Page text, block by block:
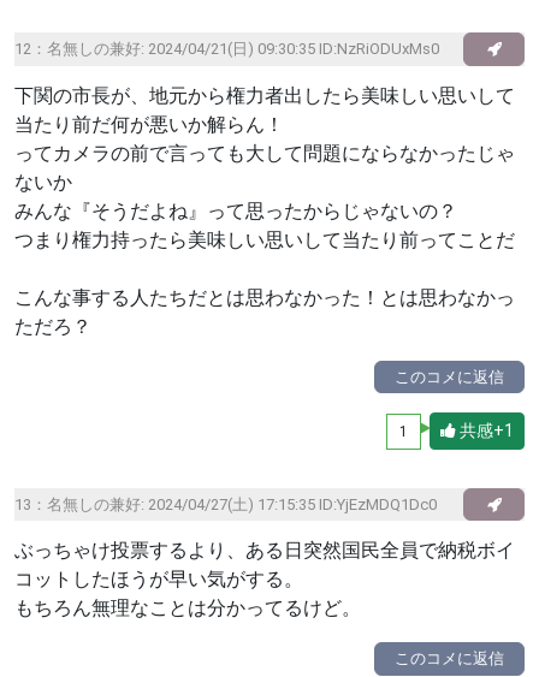
12： 名無しの兼好: 2024/04/21(日) 09:30:35 ID:NzRiODUxMs0
下関の市長が、地元から権力者出したら美味しい思いして
当たり前だ何が悪いか解らん！
ってカメラの前で言っても大して問題にならなかったじゃ
ないか
みんな『そうだよね』って思ったからじゃないの？
つまり権力持ったら美味しい思いして当たり前ってことだ
こんな事する人たちだとは思わなかった！とは思わなかっ
ただろ？
このコメに返信
1 共感+1
13： 名無しの兼好: 2024/04/27(土) 17:15:35 ID:YjEzMDQ1Dc0
ぶっちゃけ投票するより、ある日突然国民全員で納税ボイ
コットしたほうが早い気がする。
もちろん無理なことは分かってるけど。
このコメに返信